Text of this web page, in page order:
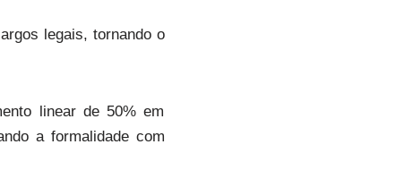
legais, tornando o
linear de 50% em
a formalidade com